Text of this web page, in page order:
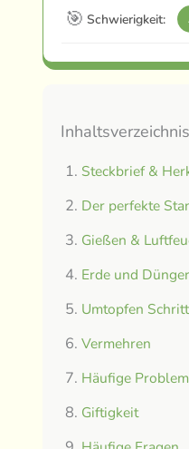
🎯 Schwierigkeit:
Inhaltsverzeichnis
Steckbrief &
Der perfekte
Gießen &
Erde und Dünger
Umtopfen
Vermehren
Häufige
Giftigkeit